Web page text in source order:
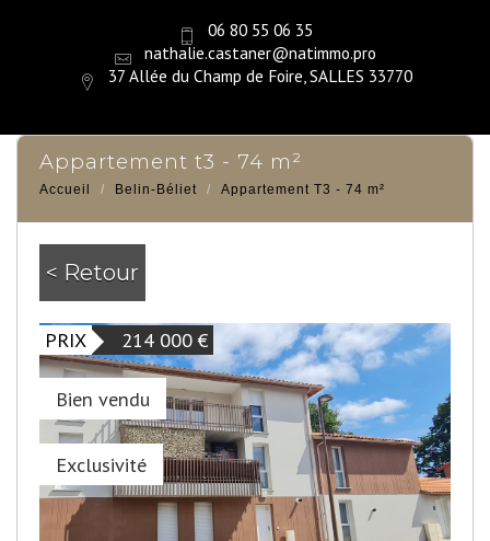
06 80 55 06 35
nathalie.castaner@natimmo.pro
37 Allée du Champ de Foire, SALLES 33770
appartement t3 - 74 m²
Accueil Belin-Béliet Appartement T3 - 74 m²
< Retour
PRIX 214 000 €
Bien vendu
Exclusivité